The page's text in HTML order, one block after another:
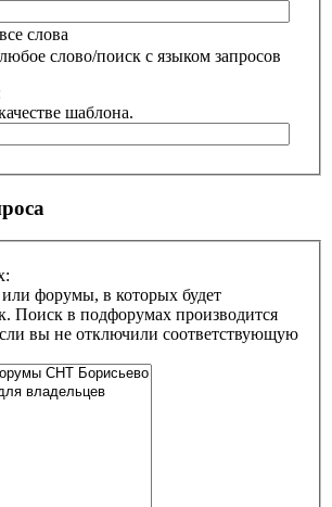
слова
слово/поиск с языком запросов
шаблона.
форумы, в которых будет
Поиск в подфорумах производится
вы не отключили соответствующую